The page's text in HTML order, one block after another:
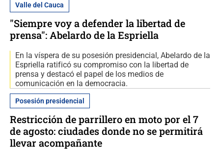
Valle del Cauca
"Siempre voy a defender la libertad de
prensa": Abelardo de la Espriella
En la víspera de su posesión presidencial, Abelardo de la
Espriella ratificó su compromiso con la libertad de
prensa y destacó el papel de los medios de
comunicación en la democracia.
Posesión presidencial
Restricción de parrillero en moto por el 7
de agosto: ciudades donde no se permitirá
llevar acompañante